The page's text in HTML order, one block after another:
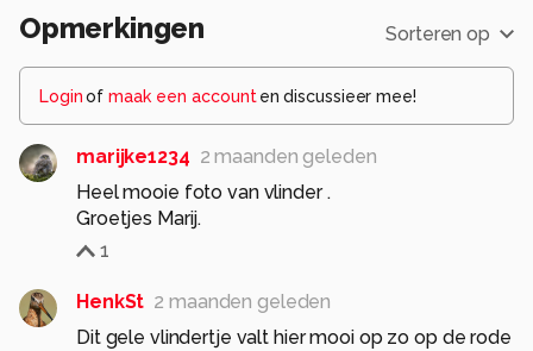
Opmerkingen Sorteren op
Loginof maak een account en discussieer mee!
marijke1234 2 maanden geleden
Heel mooie foto van vlinder .
Groetjes Marij.
1
HenkSt 2 maanden geleden
Dit gele vlindertje valt hier mooi op zo op de rode